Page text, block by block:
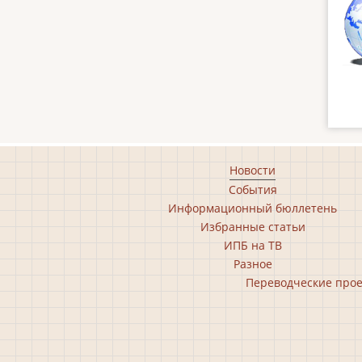
Новости
События
Информационный бюллетень
Избранные статьи
ИПБ на ТВ
Разное
Переводческие